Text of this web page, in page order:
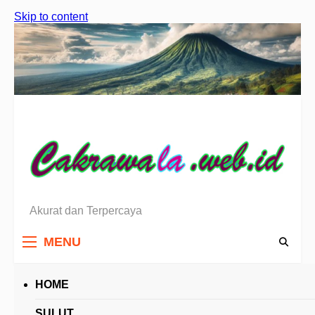
Skip to content
Berita Sulawesi Utara
Akurat dan Terpercaya
MENU
HOME
HEADLINES